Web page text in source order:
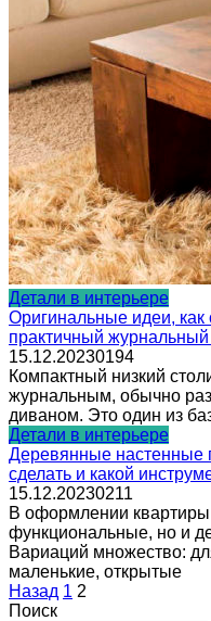
Детали в интерьере
Оригинальные идеи, как
практичный журнальный
15.12.20230194
Компактный низкий
журнальным, обычно
диваном. Это один из
Детали в интерьере
Деревянные настенные
сделать и какой
15.12.20230211
В оформлении
функциональные, но и
Вариаций множество:
маленькие, открытые
Пагинация
записей
Назад 1 2
Поиск